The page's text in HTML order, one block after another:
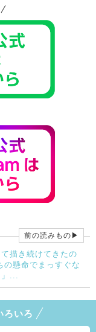
前の読みもの▶
て描き続けてきたの
の懸命でまっすぐな
」...
ろいろ